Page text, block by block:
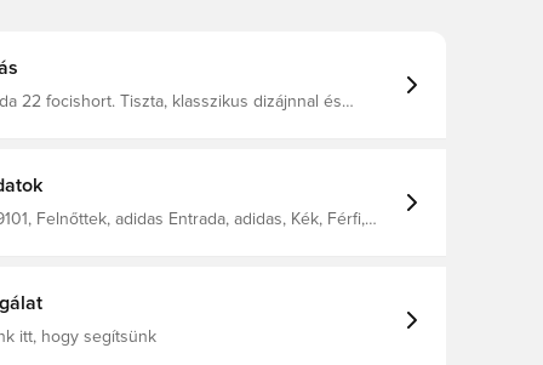
22 focishort. Tiszta, klasszikus dizájnnal és
és egyike azon megoldásainknak,
méretet visel. Mellbősége 104 cm, derékbősége
Felnőttek, adidas Entrada, adidas, Kék, Férfi,
itt, hogy segítsünk